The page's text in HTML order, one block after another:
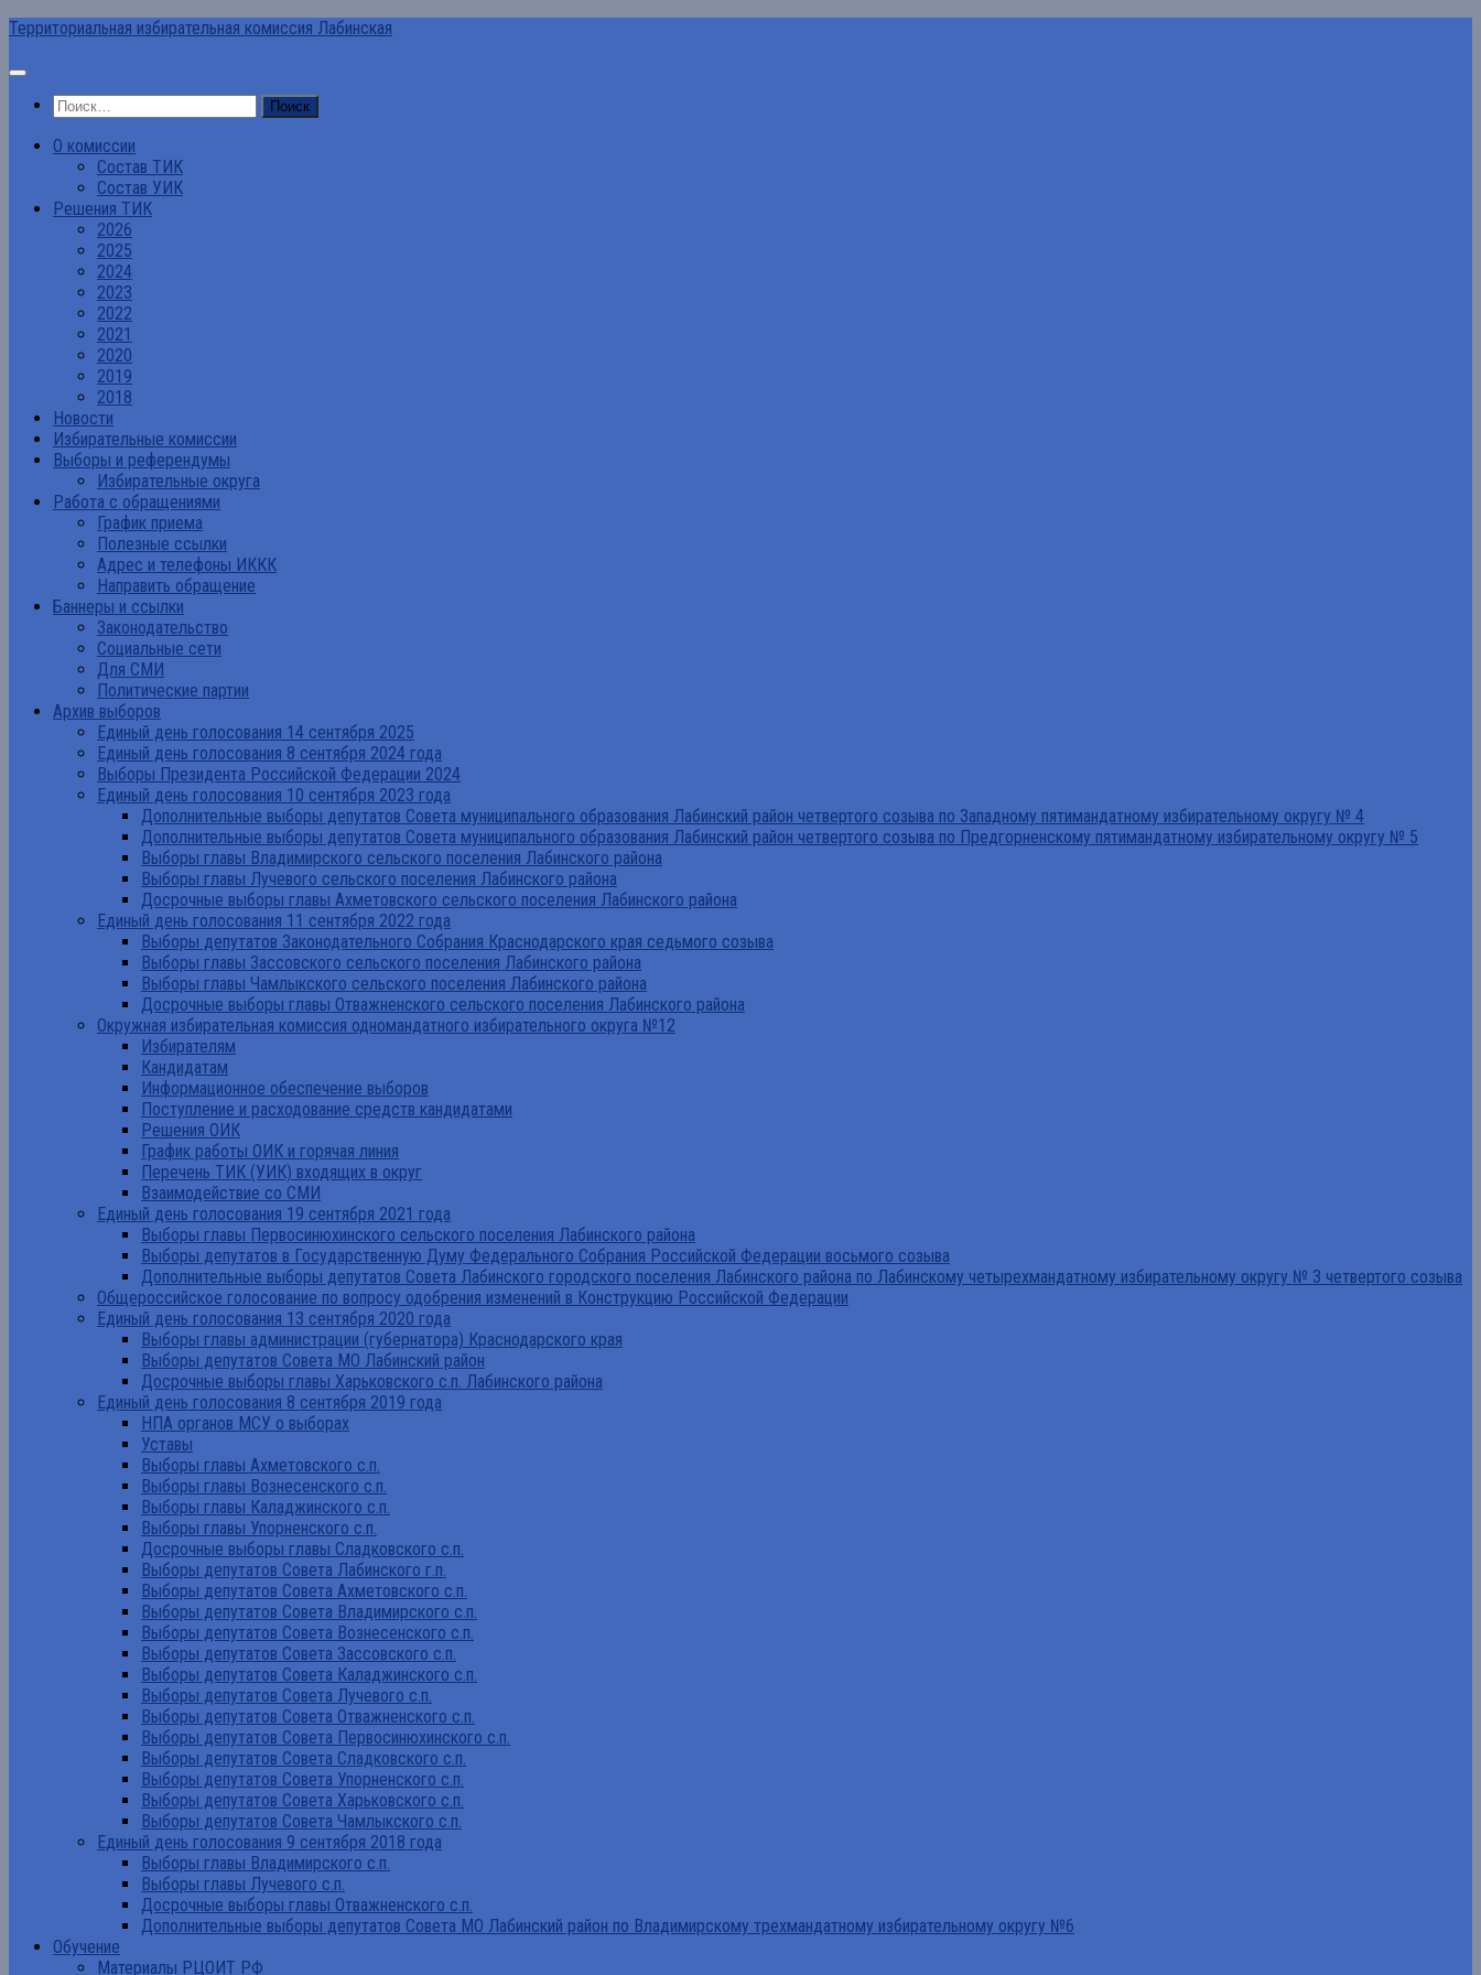
Перейти
содержимому
Территориальная избирательная комиссия Лабинская
Найти:
О комиссии
Состав ТИК
Состав УИК
Решения ТИК
2026
2025
2024
2023
2022
2021
2020
2019
2018
Новости
Избирательные комиссии
Выборы и референдумы
Избирательные округа
Работа с обращениями
График приема
Полезные ссылки
Адрес и телефоны ИККК
Направить обращение
Баннеры и ссылки
Законодательство
Социальные сети
Для СМИ
Политические партии
Архив выборов
Единый день голосования 14 сентября 2025
Единый день голосования 8 сентября 2024 года
Выборы Президента Российской Федерации 2024
Единый день голосования 10 сентября 2023 года
Дополнительные выборы депутатов Совета муниципального образования Лабинский район четвертого созыва по Западному пятимандатному избирательному округу № 4
Дополнительные выборы депутатов Совета муниципального образования Лабинский район четвертого созыва по Предгорненскому пятимандатному избирательному округу № 5
Выборы главы Владимирского сельского поселения Лабинского района
Выборы главы Лучевого сельского поселения Лабинского района
Досрочные выборы главы Ахметовского сельского поселения Лабинского района
Единый день голосования 11 сентября 2022 года
Выборы депутатов Законодательного Собрания Краснодарского края седьмого созыва
Выборы главы Зассовского сельского поселения Лабинского района
Выборы главы Чамлыкского сельского поселения Лабинского района
Досрочные выборы главы Отважненского сельского поселения Лабинского района
Окружная избирательная комиссия одномандатного избирательного округа №12
Избирателям
Кандидатам
Информационное обеспечение выборов
Поступление и расходование средств кандидатами
Решения ОИК
График работы ОИК и горячая линия
Перечень ТИК (УИК) входящих в округ
Взаимодействие со СМИ
Единый день голосования 19 сентября 2021 года
Выборы главы Первосинюхинского сельского поселения Лабинского района
Выборы депутатов в Государственную Думу Федерального Собрания Российской Федерации восьмого созыва
Дополнительные выборы депутатов Совета Лабинского городского поселения Лабинского района по Лабинскому четырехмандатному избирательному округу № 3 четвертого созыва
Общероссийское голосование по вопросу одобрения изменений в Конструкцию Российской Федерации
Единый день голосования 13 сентября 2020 года
Выборы главы администрации (губернатора) Краснодарского края
Выборы депутатов Совета МО Лабинский район
Досрочные выборы главы Харьковского с.п. Лабинского района
Единый день голосования 8 сентября 2019 года
НПА органов МСУ о выборах
Уставы
Выборы главы Ахметовского с.п.
Выборы главы Вознесенского с.п.
Выборы главы Каладжинского с.п.
Выборы главы Упорненского с.п.
Досрочные выборы главы Сладковского с.п.
Выборы депутатов Совета Лабинского г.п.
Выборы депутатов Совета Ахметовского с.п.
Выборы депутатов Совета Владимирского с.п.
Выборы депутатов Совета Вознесенского с.п.
Выборы депутатов Совета Зассовского с.п.
Выборы депутатов Совета Каладжинского с.п.
Выборы депутатов Совета Лучевого с.п.
Выборы депутатов Совета Отважненского с.п.
Выборы депутатов Совета Первосинюхинского с.п.
Выборы депутатов Совета Сладковского с.п.
Выборы депутатов Совета Упорненского с.п.
Выборы депутатов Совета Харьковского с.п.
Выборы депутатов Совета Чамлыкского с.п.
Единый день голосования 9 сентября 2018 года
Выборы главы Владимирского с.п.
Выборы главы Лучевого с.п.
Досрочные выборы главы Отважненского с.п.
Дополнительные выборы депутатов Совета МО Лабинский район по Владимирскому трехмандатному избирательному округу №6
Обучение
Материалы РЦОИТ РФ